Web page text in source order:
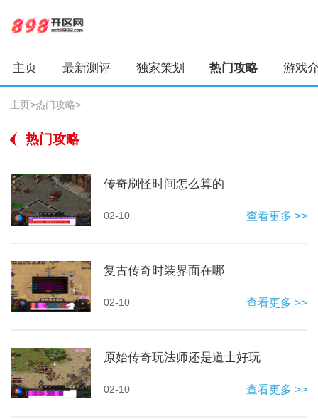
主页 最新测评 独家策划 热门攻略 游戏
主页>热门攻略>
热门攻略
传奇刷怪时间怎么算的
02-10 查看更多 >>
复古传奇时装界面在哪
02-10 查看更多 >>
原始传奇玩法师还是道士好玩
02-10 查看更多 >>